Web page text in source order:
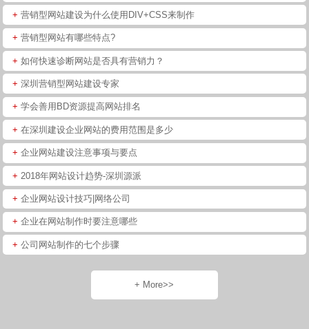
+ 营销型网站建设为什么使用DIV+CSS来制作
+ 营销型网站有哪些特点?
+ 如何快速诊断网站是否具有营销力？
+ 深圳营销型网站建设专家
+ 学会善用BD资源提高网站排名
+ 在深圳建设企业网站的费用范围是多少
+ 企业网站建设注意事项与要点
+ 2018年网站设计趋势-深圳源派
+ 企业网站设计技巧|网络公司
+ 企业在网站制作时要注意哪些
+ 公司网站制作的七个步骤
+ More>>